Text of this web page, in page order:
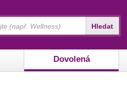
Dovolená
Hledat